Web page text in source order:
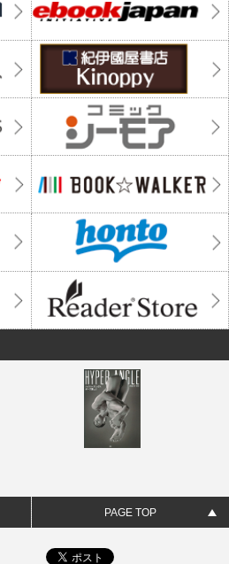
PAGE TOP